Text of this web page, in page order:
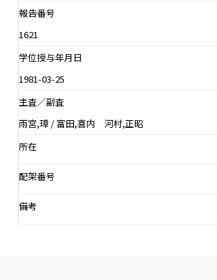
報告番号
1621
学位授与年月日
1981-03-25
主査／副査
雨宮,璋 / 富田,喜内 河村,正昭
所在
配架番号
備考